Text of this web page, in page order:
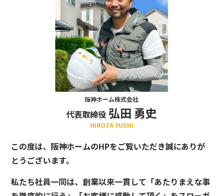
阪神ホーム株式会社
代表取締役 弘田 勇史
HIROTA YUSHI
この度は、阪神ホームのHPをご覧いただき誠にありが
とうございます。
私たち社員一同は、創業以来一貫して「あたりまえな事